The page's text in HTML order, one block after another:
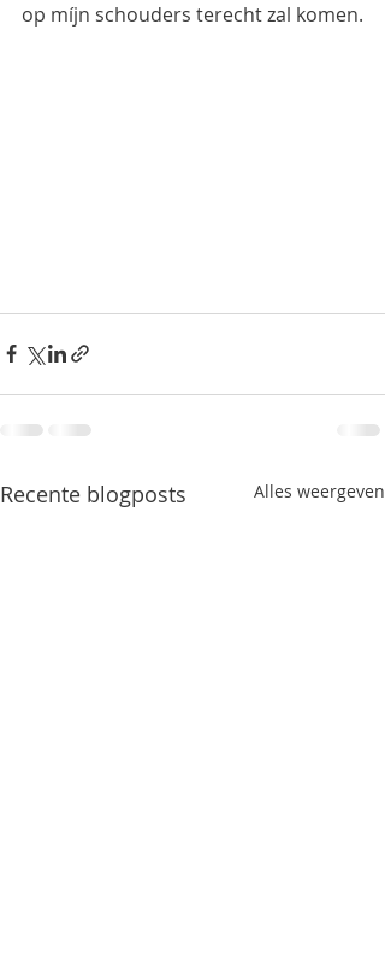
op míjn schouders terecht zal komen.
Recente blogposts Alles weergeven